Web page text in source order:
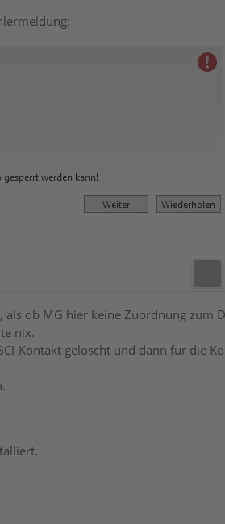
ob MG hier keine Zuordnung zum
nix.
Kontakt gelöscht und dann für die